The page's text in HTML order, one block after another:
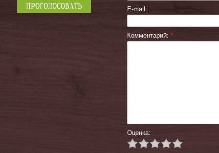
E-mail:
Комментарий: *
Оценка: